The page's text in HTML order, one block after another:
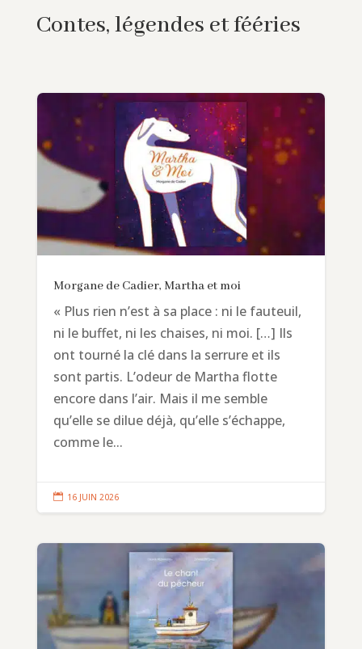
Contes, légendes et fééries
Morgane de Cadier, Martha et moi
« Plus rien n’est à sa place : ni le fauteuil,
ni le buffet, ni les chaises, ni moi. […] Ils
ont tourné la clé dans la serrure et ils
sont partis. L’odeur de Martha flotte
encore dans l’air. Mais il me semble
qu’elle se dilue déjà, qu’elle s’échappe,
comme le...
 16 JUIN 2026